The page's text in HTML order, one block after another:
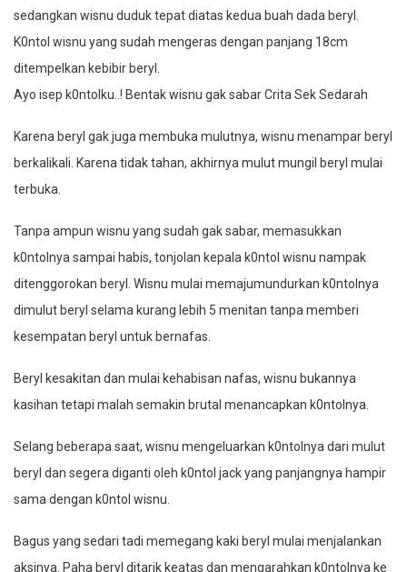
sedangkan wisnu duduk tepat diatas kedua buah dada beryl.
K0ntol wisnu yang sudah mengeras dengan panjang 18cm
ditempelkan kebibir beryl.
Ayo isep k0ntolku..! Bentak wisnu gak sabar Crita Sek Sedarah
Karena beryl gak juga membuka mulutnya, wisnu menampar beryl
berkalikali. Karena tidak tahan, akhirnya mulut mungil beryl mulai
terbuka.
Tanpa ampun wisnu yang sudah gak sabar, memasukkan
k0ntolnya sampai habis, tonjolan kepala k0ntol wisnu nampak
ditenggorokan beryl. Wisnu mulai memajumundurkan k0ntolnya
dimulut beryl selama kurang lebih 5 menitan tanpa memberi
kesempatan beryl untuk bernafas.
Beryl kesakitan dan mulai kehabisan nafas, wisnu bukannya
kasihan tetapi malah semakin brutal menancapkan k0ntolnya.
Selang beberapa saat, wisnu mengeluarkan k0ntolnya dari mulut
beryl dan segera diganti oleh k0ntol jack yang panjangnya hampir
sama dengan k0ntol wisnu.
Bagus yang sedari tadi memegang kaki beryl mulai menjalankan
aksinya. Paha beryl ditarik keatas dan mengarahkan k0ntolnya ke